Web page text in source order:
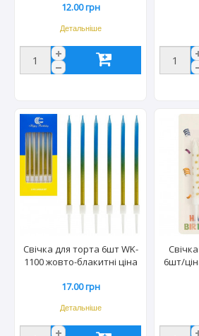
12.00 грн
Детальніше
Свічка для торта 6шт WK-
1100 жовто-блакитні ціна
17.00 грн
Детальніше
6шт/